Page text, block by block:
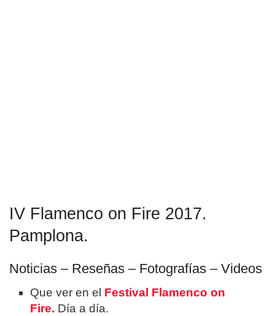
IV Flamenco on Fire 2017.
Pamplona.
Noticias – Reseñas – Fotografías – Videos
Que ver en el Festival Flamenco on
Fire. Día a día.